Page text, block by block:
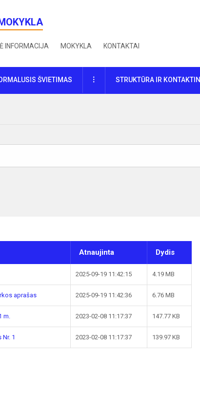
INFORMACIJA MOKYKLA KONTAKTAI
ŠVIETIMAS DAUGIAUSTRUKTŪRA IR
Atnaujinta Dydis
2025-09-19 11:42:15 4.19 MB
aprašas 2025-09-19 11:42:36 6.76 MB
m. 2023-02-08 11:17:37 147.77 KB
1 2023-02-08 11:17:37 139.97 KB